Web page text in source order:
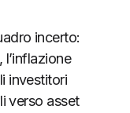
incerto:
l’inflazione
investitori
verso asset